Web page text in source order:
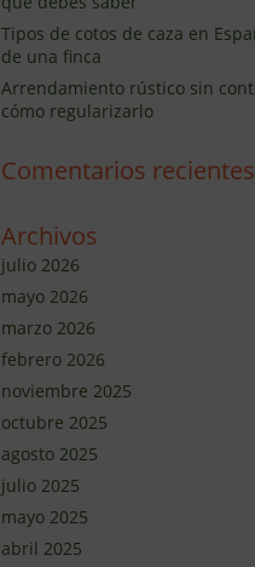
Tipos de cotos de caza en
de una finca
Arrendamiento rústico sin
cómo regularizarlo
Comentarios recientes
Archivos
julio 2026
mayo 2026
marzo 2026
febrero 2026
noviembre 2025
octubre 2025
agosto 2025
julio 2025
mayo 2025
abril 2025